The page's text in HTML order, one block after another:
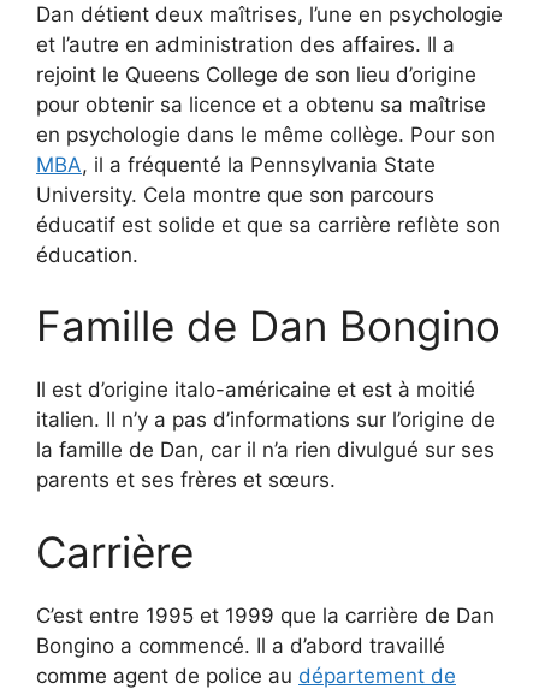
Dan détient deux maîtrises, l’une en psychologie
et l’autre en administration des affaires. Il a
rejoint le Queens College de son lieu d’origine
pour obtenir sa licence et a obtenu sa maîtrise
en psychologie dans le même collège. Pour son
MBA, il a fréquenté la Pennsylvania State
University. Cela montre que son parcours
éducatif est solide et que sa carrière reflète son
éducation.
Famille de Dan Bongino
Il est d’origine italo-américaine et est à moitié
italien. Il n’y a pas d’informations sur l’origine de
la famille de Dan, car il n’a rien divulgué sur ses
parents et ses frères et sœurs.
Carrière
C’est entre 1995 et 1999 que la carrière de Dan
Bongino a commencé. Il a d’abord travaillé
comme agent de police au département de